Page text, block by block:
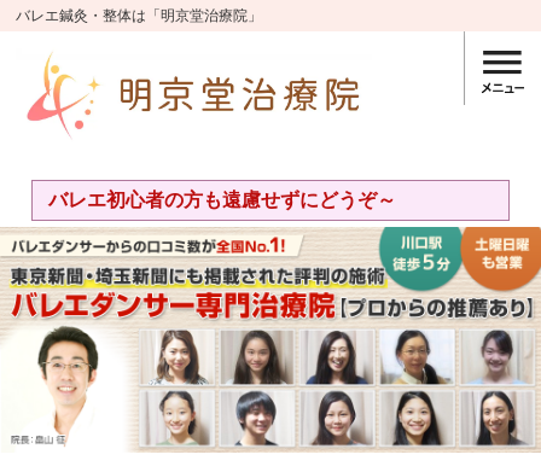
バレエ鍼灸・整体は「明京堂治療院」
バレエ初心者の方も遠慮せずにどうぞ～